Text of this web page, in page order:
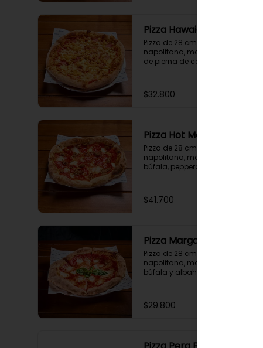
Pizza Hawaiana
Pizza de 28 cm con salsa
napolitana, mozzarella, jamón
de pierna de cerdo y piña..
$32.800
Pizza Hot Meatballs
Pizza de 28 cm con salsa
napolitana, mozzarella de
búfala, pepperoni, albondigas y
$41.700
Pizza Margarita
Pizza de 28 cm con salsa
napolitana, mozzarella de
búfala y albahaca.
$29.800